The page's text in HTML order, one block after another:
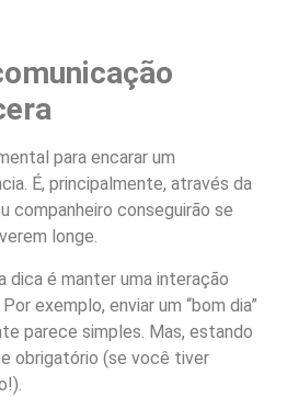
para encarar um
É, principalmente, através da
companheiro conseguirão se
longe.
dica é manter uma interação
exemplo, enviar um “bom dia”
parece simples. Mas, estando
obrigatório (se você tiver